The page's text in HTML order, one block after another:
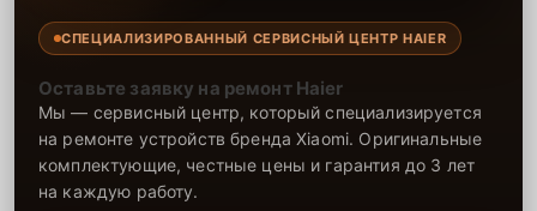
СПЕЦИАЛИЗИРОВАННЫЙ СЕРВИСНЫЙ ЦЕНТР HAIER
Оставьте заявку на ремонт Haier
Мы — сервисный центр, который специализируется
на ремонте устройств бренда Xiaomi. Оригинальные
комплектующие, честные цены и гарантия до 3 лет
на каждую работу.